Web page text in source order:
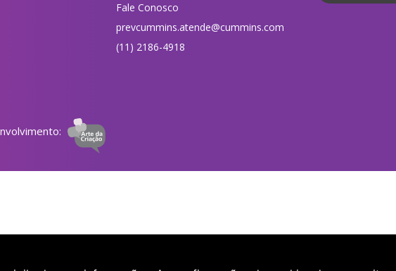
Fale Conosco
prevcummins.atende@cummins.com
(11) 2186-4918